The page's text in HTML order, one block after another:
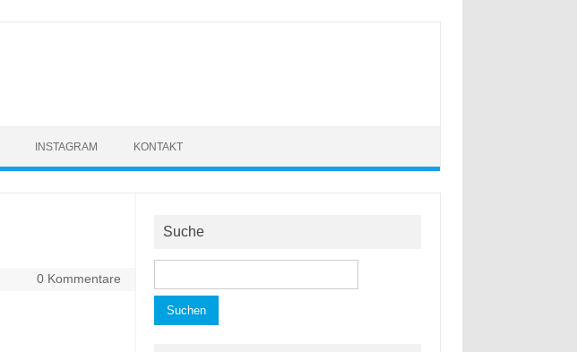
INSTAGRAM KONTAKT
0 Kommentare
Suche
nach: